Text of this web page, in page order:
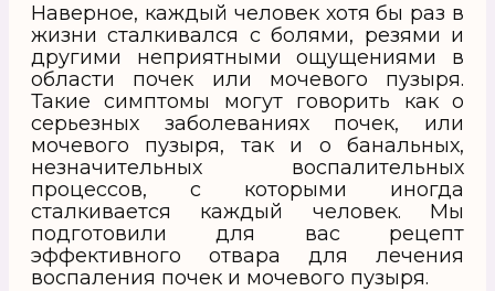
Наверное, каждый человек хотя бы раз в
жизни сталкивался с болями, резями и
другими неприятными ощущениями в
области почек или мочевого пузыря.
Такие симптомы могут говорить как о
серьезных заболеваниях почек, или
мочевого пузыря, так и о банальных,
незначительных воспалительных
процессов, с которыми иногда
сталкивается каждый человек. Мы
подготовили для вас рецепт
эффективного отвара для лечения
воспаления почек и мочевого пузыря.